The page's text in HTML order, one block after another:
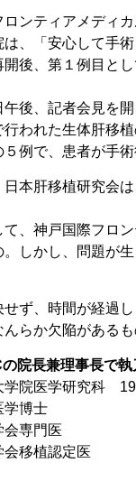
ロンティアメディ
は、「安心して手
開後、第１例目と
後、記者会見を
行われた生体肝移
例で、患者が手
日本肝移植研究会
て、神戸国際フロ
。しかし、問題が
せず、時間が経過
んらか欠陥があるも
の院長兼理事長で
学院医学研究科
学博士
会専門医
会移植認定医